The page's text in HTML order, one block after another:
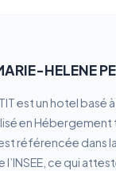
HELENE
est un hotel basé
en Hébergement
référencée dans
ce qui